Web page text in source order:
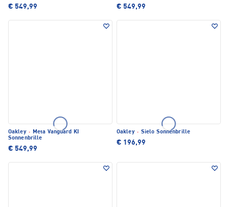
€ 549,99 € 549,99
Oakley · Meta Vanguard KI
Sonnenbrille
€ 549,99
Oakley · Sielo Sonnenbrille
€ 196,99